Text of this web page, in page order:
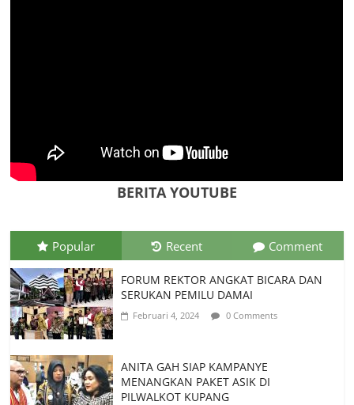
BERITA YOUTUBE
Popular Recent Comment
FORUM REKTOR ANGKAT BICARA DAN
SERUKAN PEMILU DAMAI
Februari 4, 2024 0 Comments
ANITA GAH SIAP KAMPANYE
MENANGKAN PAKET ASIK DI
PILWALKOT KUPANG